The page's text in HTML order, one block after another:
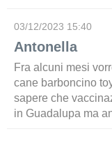
03/12/2023 15:40
Antonella
Fra alcuni mesi
cane barboncino
sapere che
in Guadalupa ma